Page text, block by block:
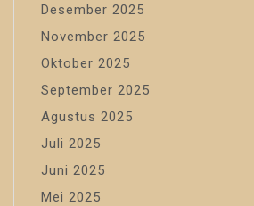
Desember 2025
November 2025
Oktober 2025
September 2025
Agustus 2025
Juli 2025
Juni 2025
Mei 2025